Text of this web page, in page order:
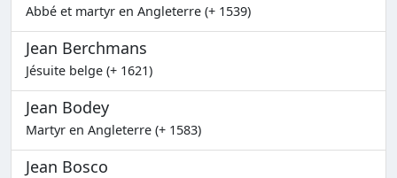
Abbé et martyr en Angleterre (+ 1539)
Jean Berchmans
Jésuite belge (+ 1621)
Jean Bodey
Martyr en Angleterre (+ 1583)
Jean Bosco